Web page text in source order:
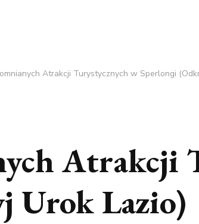
Atrakcji Turystycznych w Sperlongi
Atrakcji
Urok Lazio)